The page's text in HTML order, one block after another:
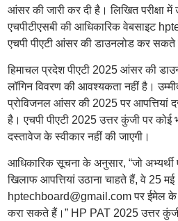
आंसर की जारी कर दी है। लिखित परीक्षा में
एचपीटीएसबी की आधिकारिक वेबसाइट
एचपी पीएटी आंसर की डाउनलोड कर सकते
हिमाचल प्रदेश पीएटी 2025 आंसर की
लॉगिन विवरण की आवश्यकता नहीं है।
प्रोविजनल आंसर की 2025 पर आपत्तियां
है। एचपी पीएटी 2025 उत्तर कुंजी पर कोई
दस्तावेज के स्वीकार नहीं की जाएगी।
आधिकारिक सूचना के अनुसार, “जो अभ्यर्थी
खिलाफ आपत्तियां उठाना चाहते हैं, वे 25
hptechboard@gmail.com पर ईमेल के
करा सकते हैं।” HP PAT 2025 उत्तर